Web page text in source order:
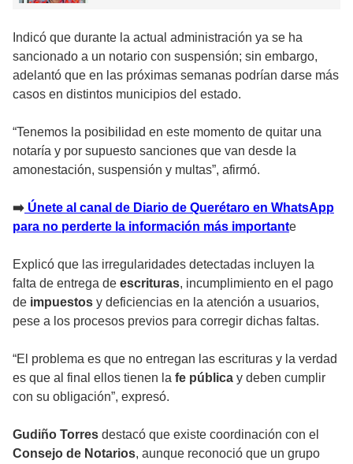
Indicó que durante la actual administración ya se ha
sancionado a un notario con suspensión; sin embargo,
adelantó que en las próximas semanas podrían darse más
casos en distintos municipios del estado.
“Tenemos la posibilidad en este momento de quitar una
notaría y por supuesto sanciones que van desde la
amonestación, suspensión y multas”, afirmó.
➡️ Únete al canal de Diario de Querétaro en WhatsApp
para no perderte la información más importante
Explicó que las irregularidades detectadas incluyen la
falta de entrega de escrituras, incumplimiento en el pago
de impuestos y deficiencias en la atención a usuarios,
pese a los procesos previos para corregir dichas faltas.
“El problema es que no entregan las escrituras y la verdad
es que al final ellos tienen la fe pública y deben cumplir
con su obligación”, expresó.
Gudiño Torres destacó que existe coordinación con el
Consejo de Notarios, aunque reconoció que un grupo